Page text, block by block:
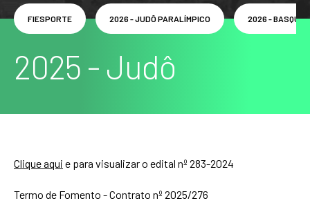
2025 - Judô
FIESPORTE 2026 - JUDÔ PARALÍMPICO 2026 -
Clique aqui e para visualizar o edital nº 283-2024
Termo de Fomento - Contrato nº 2025/276